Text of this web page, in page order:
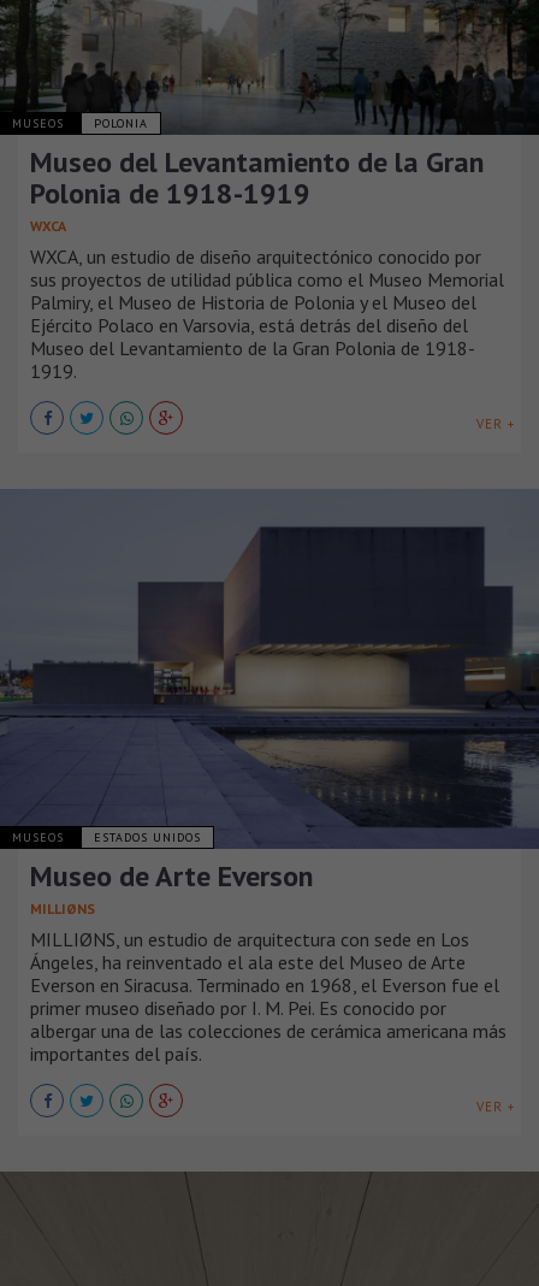
MUSEOS POLONIA
Museo del Levantamiento de la Gran
Polonia de 1918-1919
WXCA
WXCA, un estudio de diseño arquitectónico conocido por
sus proyectos de utilidad pública como el Museo Memorial
Palmiry, el Museo de Historia de Polonia y el Museo del
Ejército Polaco en Varsovia, está detrás del diseño del
Museo del Levantamiento de la Gran Polonia de 1918-
1919.
VER +
MUSEOS ESTADOS UNIDOS
Museo de Arte Everson
MILLIØNS
MILLIØNS, un estudio de arquitectura con sede en Los
Ángeles, ha reinventado el ala este del Museo de Arte
Everson en Siracusa. Terminado en 1968, el Everson fue el
primer museo diseñado por I. M. Pei. Es conocido por
albergar una de las colecciones de cerámica americana más
importantes del país.
VER +